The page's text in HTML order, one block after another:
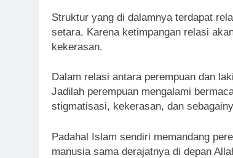
Struktur yang di dalamnya terdapat
setara. Karena ketimpangan relasi
kekerasan.
Dalam relasi antara perempuan dan
Jadilah perempuan mengalami
stigmatisasi, kekerasan, dan
Padahal Islam sendiri memandang
manusia sama derajatnya di depan